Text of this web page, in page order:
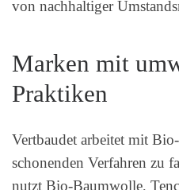
von nachhaltiger
Marken mit
Praktiken
Vertbaudet arbeitet mit
schonenden Verfahren zu
nutzt Bio-Baumwolle,